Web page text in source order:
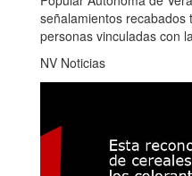
señalamientos recabados
personas vinculadas con
NV Noticias